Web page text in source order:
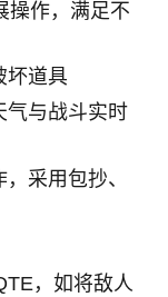
操作，满足不
坏道具
气与战斗实时
采用包抄、
，如将敌人